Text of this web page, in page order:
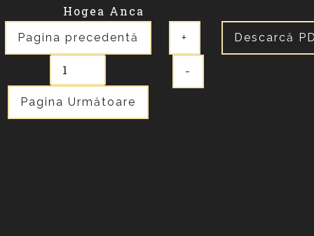
Hogea Anca
Pagina precedentă
Pagina Următoare
+
-
Descarcă